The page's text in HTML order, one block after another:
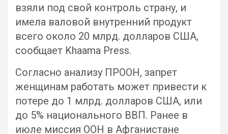
взяли под свой контроль страну, и
имела валовой внутренний продукт
всего около 20 млрд. долларов США,
сообщает Khaama Press.
Согласно анализу ПРООН, запрет
женщинам работать может привести к
потере до 1 млрд. долларов США, или
до 5% национального ВВП. Ранее в
июле миссия ООН в Афганистане